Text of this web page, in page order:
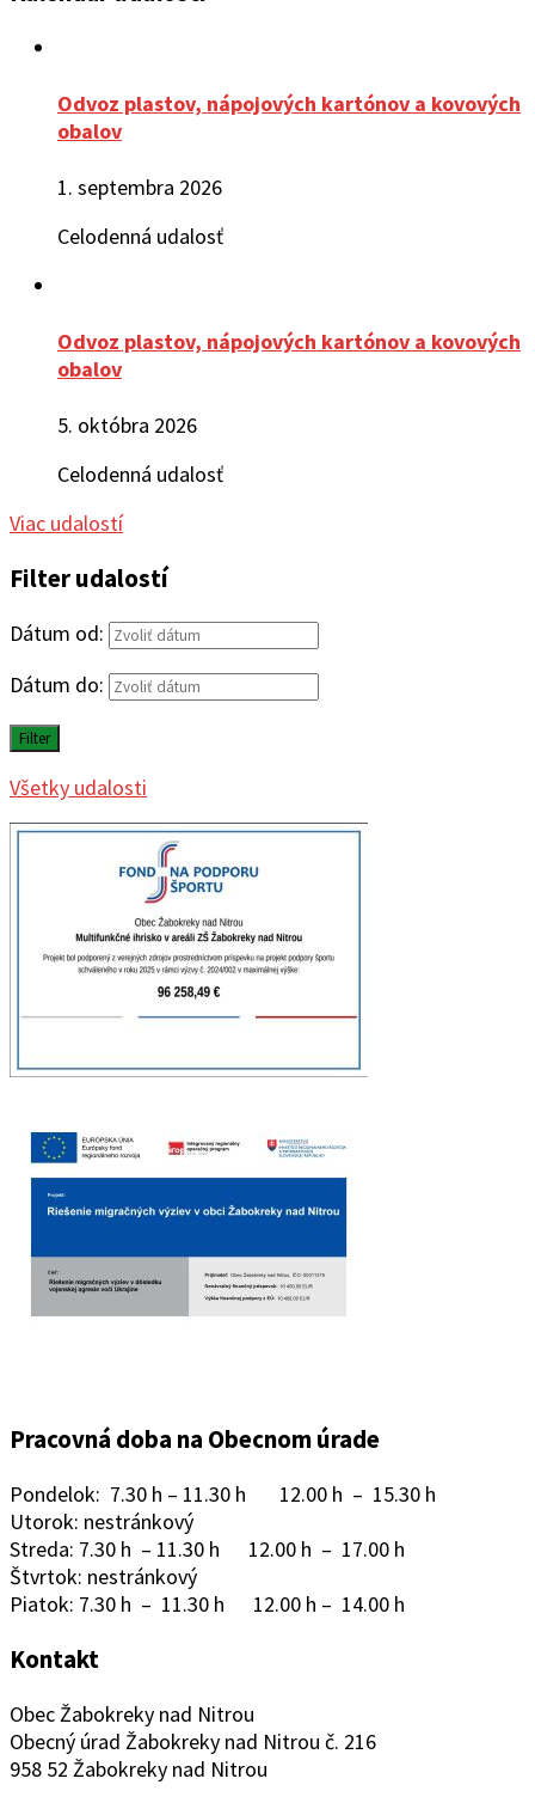
Odvoz plastov, nápojových kartónov a kovových
obalov
1. septembra 2026
Celodenná udalosť
Odvoz plastov, nápojových kartónov a kovových
obalov
5. októbra 2026
Celodenná udalosť
Viac udalostí
Filter udalostí
Dátum od:
Dátum do:
Filter
Všetky udalosti
Pracovná doba na Obecnom úrade
Pondelok: 7.30 h – 11.30 h 12.00 h – 15.30 h
Utorok: nestránkový
Streda: 7.30 h – 11.30 h 12.00 h – 17.00 h
Štvrtok: nestránkový
Piatok: 7.30 h – 11.30 h 12.00 h – 14.00 h
Kontakt
Obec Žabokreky nad Nitrou
Obecný úrad Žabokreky nad Nitrou č. 216
958 52 Žabokreky nad Nitrou